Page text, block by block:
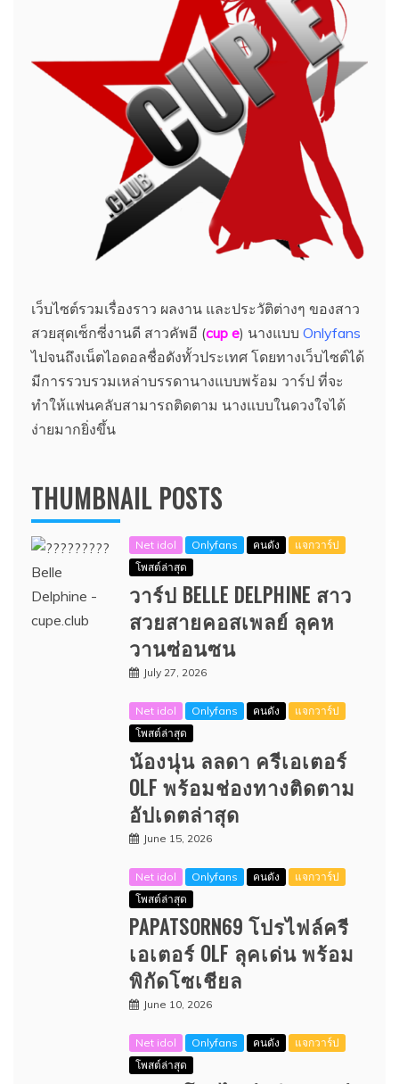
เว็บไซต์รวมเรื่องราว ผลงาน และประวัติต่างๆ ของสาว
สวยสุดเซ็กซี่งานดี สาวคัพอี (cup e) นางแบบ Onlyfans
ไปจนถึงเน็ตไอดอลชื่อดังทั้วประเทศ โดยทางเว็บไซต์ได้
มีการรวบรวมเหล่าบรรดานางแบบพร้อม วาร์ป ที่จะ
ทำให้แฟนคลับสามารถติดตาม นางแบบในดวงใจได้
ง่ายมากยิ่งขึ้น
THUMBNAIL POSTS
Net idol Onlyfans คนดัง
แจกวาร์ป
โพสต์ล่าสุด
วาร์ป BELLE DELPHINE สาว
สวยสายคอสเพลย์ ลุคห
วานซ่อนซน
July 27, 2026
Net idol Onlyfans คนดัง
แจกวาร์ป
โพสต์ล่าสุด
น้องนุ่น ลลดา ครีเอเตอร์
OLF พร้อมช่องทางติดตาม
อัปเดตล่าสุด
June 15, 2026
Net idol Onlyfans คนดัง
แจกวาร์ป
โพสต์ล่าสุด
PAPATSORN69 โปรไฟล์ครี
เอเตอร์ OLF ลุคเด่น พร้อม
พิกัดโซเชียล
June 10, 2026
Net idol Onlyfans คนดัง
แจกวาร์ป
โพสต์ล่าสุด